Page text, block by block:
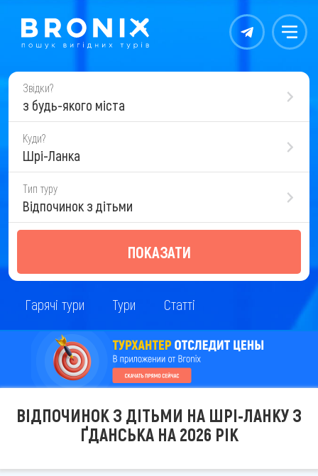
Контакты Меню
Звідки?
з будь-якого міста
Куди?
Шрі-Ланка
Тип туру
Відпочинок з дітьми
ПОКАЗАТИ
Гарячі тури Тури Статті
ВІДПОЧИНОК З ДІТЬМИ НА ШРІ-ЛАНКУ З
ҐДАНСЬКА НА 2026 РІК